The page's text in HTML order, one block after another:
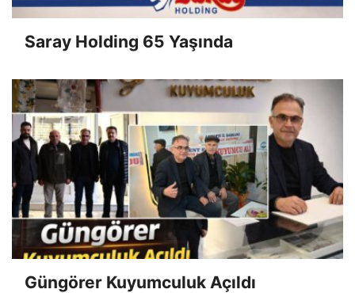
Saray Holding 65 Yaşında
Güngörer Kuyumculuk Açıldı